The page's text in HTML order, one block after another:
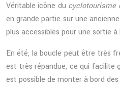
Véritable icône du cyclotourisme
en grande partie sur une
plus accessibles pour une sortie
En été, la boucle peut être très
est très répandue, ce qui facilite
est possible de monter à bord